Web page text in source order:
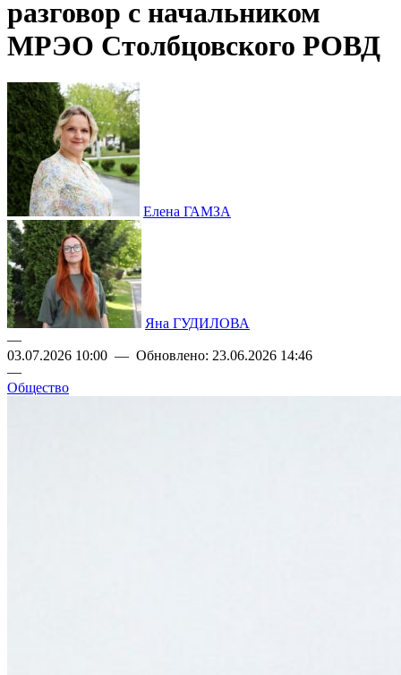
разговор с начальником
МРЭО Столбцовского РОВД
Елена ГАМЗА
Яна ГУДИЛОВА
—
03.07.2026 10:00 — Обновлено: 23.06.2026 14:46
—
Общество